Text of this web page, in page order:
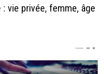
: vie privée, femme, âge